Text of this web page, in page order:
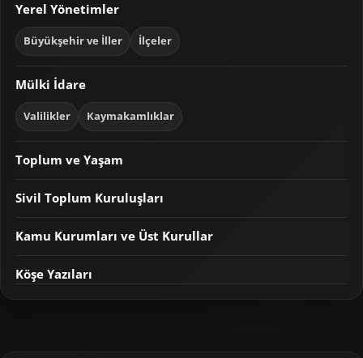
Yerel Yönetimler
Büyükşehir ve İller İlçeler
Mülki İdare
Valilikler Kaymakamlıklar
Toplum ve Yaşam
Sivil Toplum Kuruluşları
Kamu Kurumları ve Üst Kurullar
Köşe Yazıları